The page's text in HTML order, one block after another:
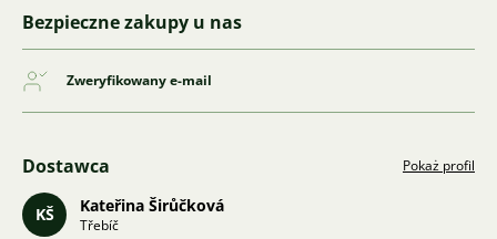
Bezpieczne zakupy u nas
Zweryfikowany e-mail
Dostawca Pokaż profil
KŠ Kateřina Širůčková
Třebíč